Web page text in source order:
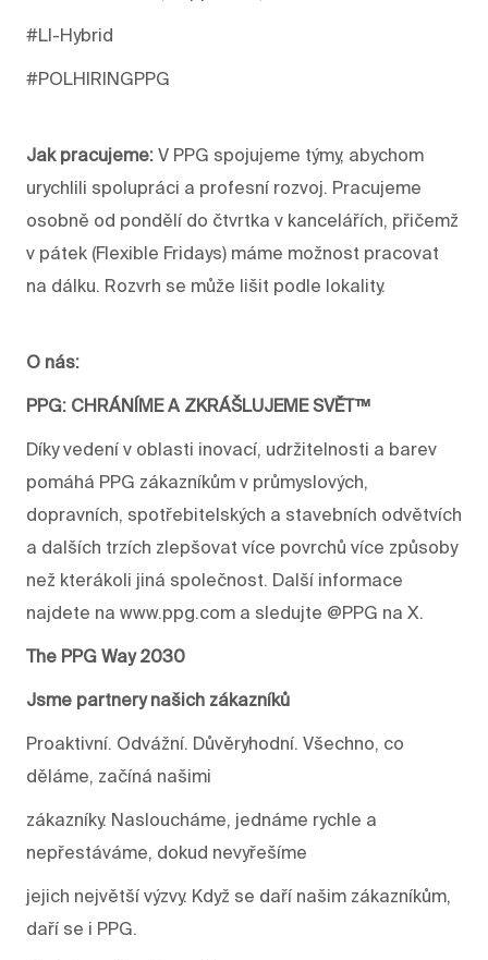
#LI-Hybrid
#POLHIRINGPPG
Jak pracujeme: V PPG spojujeme týmy, abychom
urychlili spolupráci a profesní rozvoj. Pracujeme
osobně od pondělí do čtvrtka v kancelářích, přičemž
v pátek (Flexible Fridays) máme možnost pracovat
na dálku. Rozvrh se může lišit podle lokality.
O nás:
PPG: CHRÁNÍME A ZKRÁŠLUJEME SVĚT™
Díky vedení v oblasti inovací, udržitelnosti a barev
pomáhá PPG zákazníkům v průmyslových,
dopravních, spotřebitelských a stavebních odvětvích
a dalších trzích zlepšovat více povrchů více způsoby
než kterákoli jiná společnost. Další informace
najdete na www.ppg.com a sledujte @PPG na X.
The PPG Way 2030
Jsme partnery našich zákazníků
Proaktivní. Odvážní. Důvěryhodní. Všechno, co
děláme, začíná našimi
zákazníky. Nasloucháme, jednáme rychle a
nepřestáváme, dokud nevyřešíme
jejich největší výzvy. Když se daří našim zákazníkům,
daří se i PPG.